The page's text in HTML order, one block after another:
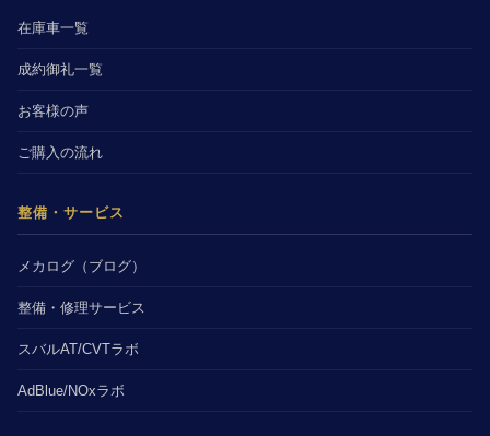
在庫車一覧
成約御礼一覧
お客様の声
ご購入の流れ
整備・サービス
メカログ（ブログ）
整備・修理サービス
スバルAT/CVTラボ
AdBlue/NOxラボ